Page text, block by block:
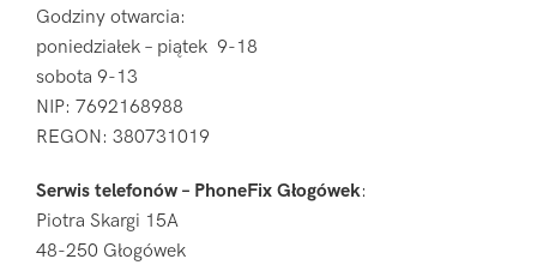
Godziny otwarcia:
poniedziałek – piątek 9-18
sobota 9-13
NIP: 7692168988
REGON: 380731019
Serwis telefonów – PhoneFix Głogówek:
Piotra Skargi 15A
48-250 Głogówek